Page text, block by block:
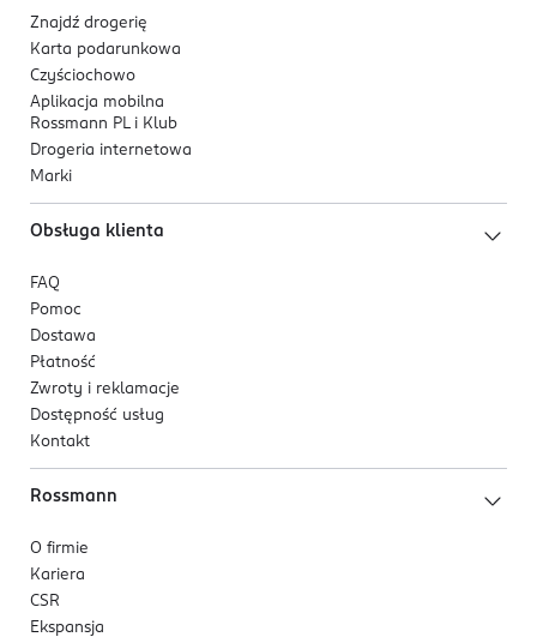
Znajdź drogerię
Karta podarunkowa
Czyściochowo
Aplikacja mobilna
Rossmann PL i Klub
Drogeria internetowa
Marki
Obsługa klienta
FAQ
Pomoc
Dostawa
Płatność
Zwroty i reklamacje
Dostępność usług
Kontakt
Rossmann
O firmie
Kariera
CSR
Ekspansja